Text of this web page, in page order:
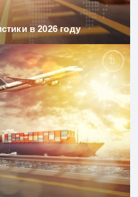
в 2026 году